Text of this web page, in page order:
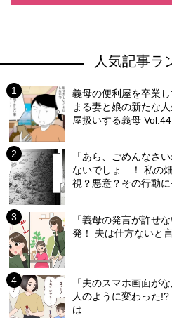
人気記事ラ
義母の便利屋を卒業
まる妻と娘の新たな
屋扱いする義母 Vol.44
「あら、ごめんなさ
ないでしょ…！ 私の
視？悪意？その行動
「義母の発言が許せ
発！ 夫は仕方ないと
「夫のスマホ画面が
人のように変わった
は